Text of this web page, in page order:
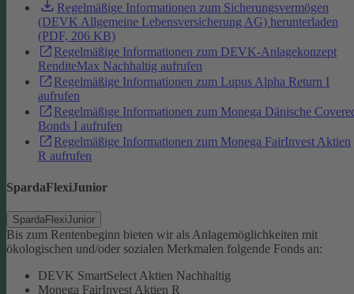
Regelmäßige Informationen zum Sicherungsvermögen
(DEVK Allgemeine Lebensversicherung AG) herunterladen
(PDF, 206 KB)
Regelmäßige Informationen zum DEVK-Anlagekonzept
RenditeMax Nachhaltig aufrufen
Regelmäßige Informationen zum Lupus Alpha Return I
aufrufen
Regelmäßige Informationen zum Monega Dänische
Bonds I aufrufen
Regelmäßige Informationen zum Monega FairInvest Aktien
R aufrufen
SpardaFlexiJunior
SpardaFlexiJunior
Bis zum Rentenbeginn bieten wir als Anlagemöglichkeiten mit
ökologischen und/oder sozialen Merkmalen folgende Fonds an:
DEVK SmartSelect Aktien Nachhaltig
Monega FairInvest Aktien R